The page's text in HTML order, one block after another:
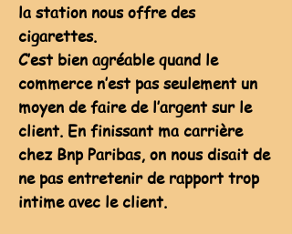
la station nous offre des
cigarettes.
C’est bien agréable quand le
commerce n’est pas seulement un
moyen de faire de l’argent sur le
client. En finissant ma carrière
chez Bnp Paribas, on nous disait de
ne pas entretenir de rapport trop
intime avec le client.